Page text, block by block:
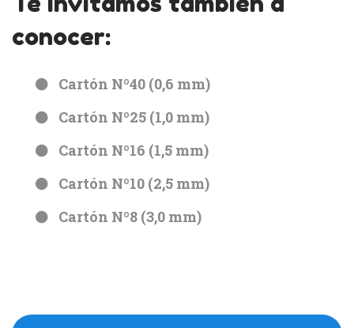
conocer:
Cartón Nº40 (0,6 mm)
Cartón Nº25 (1,0 mm)
Cartón Nº16 (1,5 mm)
Cartón Nº10 (2,5 mm)
Cartón Nº8 (3,0 mm)